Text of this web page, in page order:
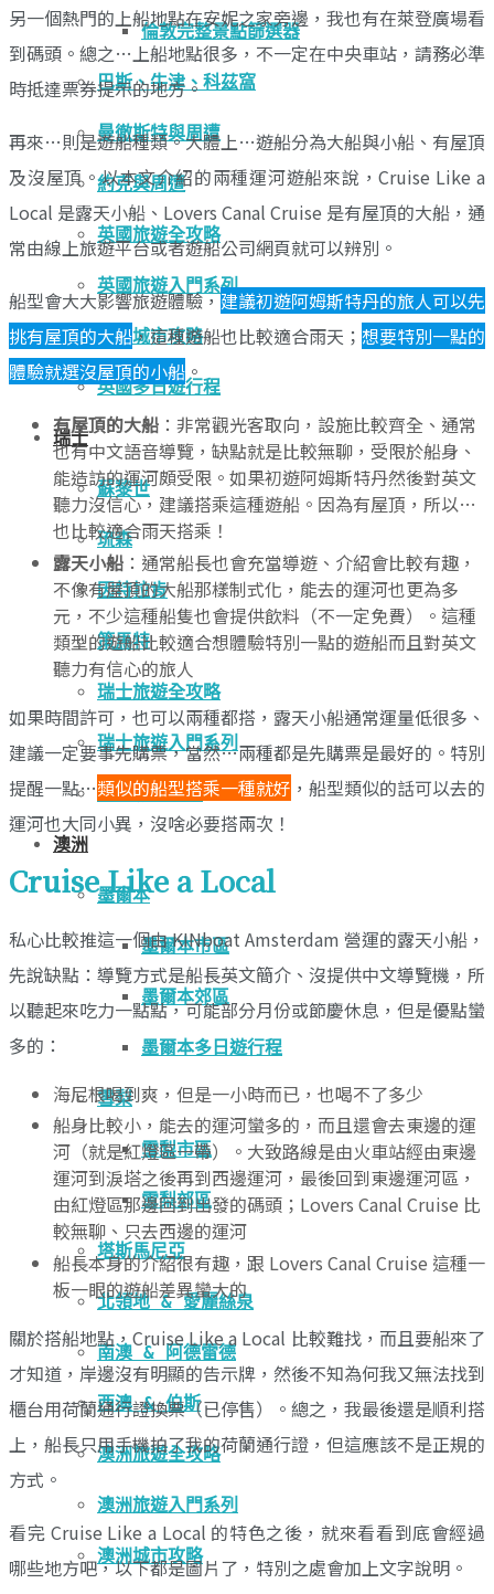
倫敦完整景點篩選器
巴斯、牛津、科茲窩
曼徹斯特與周遭
約克與周遭
英國旅遊全攻略
英國旅遊入門系列
英國城市攻略
英國多日遊行程
瑞士
蘇黎世
琉森
因特拉肯
策馬特
瑞士旅遊全攻略
瑞士旅遊入門系列
瑞士城市攻略
澳洲
墨爾本
墨爾本市區
墨爾本郊區
墨爾本多日遊行程
雪梨
雪梨市區
雪梨郊區
塔斯馬尼亞
北領地 & 愛麗絲泉
南澳 & 阿德雷德
西澳 & 伯斯
澳洲旅遊全攻略
澳洲旅遊入門系列
澳洲城市攻略
另一個熱門的上船地點在安妮之家旁邊，我也有在萊登廣場看
到碼頭。總之…上船地點很多，不一定在中央車站，請務必準
時抵達票券提示的地方。
再來…則是遊船種類。大體上…遊船分為大船與小船、有屋頂
及沒屋頂。以本文介紹的兩種運河遊船來說，Cruise Like a
Local 是露天小船、Lovers Canal Cruise 是有屋頂的大船，通
常由線上旅遊平台或者遊船公司網頁就可以辨別。
船型會大大影響旅遊體驗，建議初遊阿姆斯特丹的旅人可以先
挑有屋頂的大船，這種遊船也比較適合雨天； 想要特別一點的
體驗就選沒屋頂的小船。
有屋頂的大船 ：非常觀光客取向，設施比較齊全、通常
也有中文語音導覽，缺點就是比較無聊，受限於船身、
能造訪的運河頗受限。如果初遊阿姆斯特丹然後對英文
聽力沒信心，建議搭乘這種遊船。因為有屋頂，所以…
也比較適合雨天搭乘！
露天小船 ：通常船長也會充當導遊、介紹會比較有趣，
不像有屋頂的大船那樣制式化，能去的運河也更為多
元，不少這種船隻也會提供飲料（不一定免費）。這種
類型的遊船比較適合想體驗特別一點的遊船而且對英文
聽力有信心的旅人
如果時間許可，也可以兩種都搭，露天小船通常運量低很多、
建議一定要事先購票，當然…兩種都是先購票是最好的。特別
提醒一點…類似的船型搭乘一種就好 ，船型類似的話可以去的
運河也大同小異，沒啥必要搭兩次！
Cruise Like a Local
私心比較推這一個由 KINboat Amsterdam 營運的露天小船，
先說缺點：導覽方式是船長英文簡介、沒提供中文導覽機，所
以聽起來吃力一點點，可能部分月份或節慶休息，但是優點蠻
多的：
海尼根喝到爽，但是一小時而已，也喝不了多少
船身比較小，能去的運河蠻多的，而且還會去東邊的運
河（就是紅燈區一帶）。大致路線是由火車站經由東邊
運河到淚塔之後再到西邊運河，最後回到東邊運河區，
由紅燈區那邊回到出發的碼頭；Lovers Canal Cruise 比
較無聊、只去西邊的運河
船長本身的介紹很有趣，跟 Lovers Canal Cruise 這種一
板一眼的遊船差異蠻大的
關於搭船地點，Cruise Like a Local 比較難找，而且要船來了
才知道，岸邊沒有明顯的告示牌，然後不知為何我又無法找到
櫃台用荷蘭通行證換票（已停售）。總之，我最後還是順利搭
上，船長只用手機拍了我的荷蘭通行證，但這應該不是正規的
方式。
看完 Cruise Like a Local 的特色之後，就來看看到底會經過
哪些地方吧，以下都是圖片了，特別之處會加上文字說明。